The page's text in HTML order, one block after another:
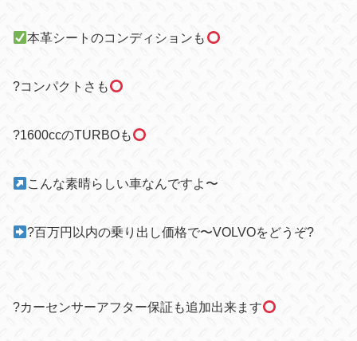
本革シートのコンディションも
?コンパクトさも
?1600ccのTURBOも
こんな素晴らしい車なんですよ〜
?百万円以内の乗り出し価格で〜VOLVOをどうぞ?
?カーセンサーアフター保証も追加出来ます